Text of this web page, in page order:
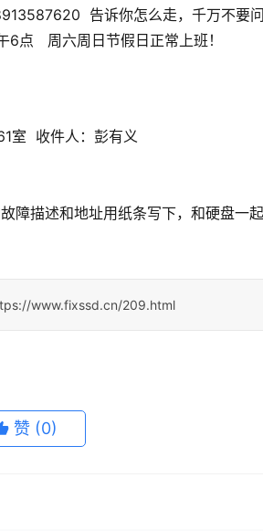
告诉你怎么走，千万不要
周六周日节假日正常上班！
室  收件人：彭有义
障描述和地址用纸条写下，和硬盘一
www.fixssd.cn/209.html
赞 (0)